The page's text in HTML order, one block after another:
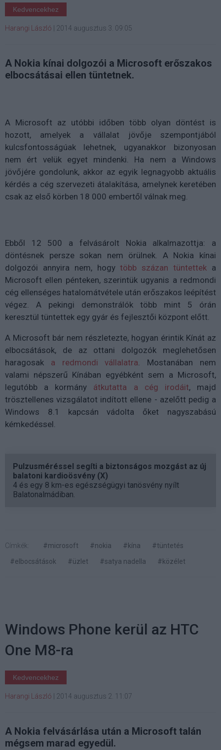
Kedvencekhez
Harangi László 2014 augusztus 3. 09:05
A Nokia kínai dolgozói a Microsoft erőszakos
elbocsátásai ellen tüntetnek.
A Microsoft az utóbbi időben több olyan döntést is
hozott, amelyek a vállalat jövője szempontjából
kulcsfontosságúak lehetnek, ugyanakkor bizonyosan
nem ért velük egyet mindenki. Ha nem a Windows
jövőjére gondolunk, akkor az egyik legnagyobb aktuális
kérdés a cég szervezeti átalakítása, amelynek keretében
csak az első körben 18 000 embertől válnak meg.
Ebből 12 500 a felvásárolt Nokia alkalmazottja: a
döntésnek persze sokan nem örülnek. A Nokia kínai
dolgozói annyira nem, hogytöbb százan tüntettek a
Microsoft ellen pénteken, szerintük ugyanis a redmondi
cég ellenséges hatalomátvétele után erőszakos leépítést
végez. A pekingi demonstrálók több mint 5 órán
keresztül tüntettek egy gyár és fejlesztői központ előtt.
A Microsoft bár nem részletezte, hogyan érintik Kínát az
elbocsátások, de az ottani dolgozók meglehetősen
haragosak a redmondi vállalatra. Mostanában nem
valami népszerű Kínában egyébként sem a Microsoft,
legutóbb a kormány átkutatta a cég irodáit, majd
trösztellenes vizsgálatot indított ellene - azelőtt pedig a
Windows 8.1 kapcsán vádolta őket nagyszabású
kémkedéssel.
Pulzusméréssel segíti a biztonságos mozgást az új
balatoni kardioösvény (X)
4 és egy 8 km-es egészségügyi tanösvény nyílt
Balatonalmádiban.
Címkék: #microsoft #nokia #kína
#tüntetés
#elbocsátások
#üzlet #satya nadella #közélet
Windows Phone kerül az HTC
One M8-ra
Kedvencekhez
Harangi László 2014 augusztus 2. 11:07
A Nokia felvásárlása után a Microsoft talán
mégsem marad egyedül.